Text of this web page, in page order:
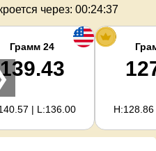
золота
через: 00:24:36
Грамм 24
139.43
| L:136.00